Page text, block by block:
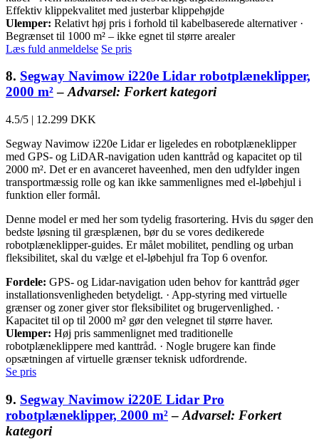
Effektiv klippekvalitet med justerbar klippehøjde
Ulemper: Relativt høj pris i forhold til kabelbaserede alternativer ·
Begrænset til 1000 m² – ikke egnet til større arealer
Læs fuld anmeldelse Se pris
8. Segway Navimow i220e Lidar robotplæneklipper,
2000 m²–Advarsel: Forkert kategori
4.5/5 | 12.299 DKK
Segway Navimow i220e Lidar er ligeledes en robotplæneklipper
med GPS- og LiDAR-navigation uden kanttråd og kapacitet op til
2000 m². Det er en avanceret haveenhed, men den udfylder ingen
transportmæssig rolle og kan ikke sammenlignes med el-løbehjul i
funktion eller formål.
Denne model er med her som tydelig frasortering. Hvis du søger den
bedste løsning til græsplænen, bør du se vores dedikerede
robotplæneklipper-guides. Er målet mobilitet, pendling og urban
fleksibilitet, skal du vælge et el-løbehjul fra Top 6 ovenfor.
Fordele: GPS- og Lidar-navigation uden behov for kanttråd øger
installationsvenligheden betydeligt. · App-styring med virtuelle
grænser og zoner giver stor fleksibilitet og brugervenlighed. ·
Kapacitet til op til 2000 m² gør den velegnet til større haver.
Ulemper: Høj pris sammenlignet med traditionelle
robotplæneklippere med kanttråd. · Nogle brugere kan finde
opsætningen af virtuelle grænser teknisk udfordrende.
Se pris
9. Segway Navimow i220E Lidar Pro
robotplæneklipper, 2000 m²– Advarsel: Forkert
kategori